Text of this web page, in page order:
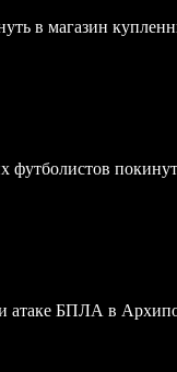
в магазин
футболистов
атаке БПЛА в